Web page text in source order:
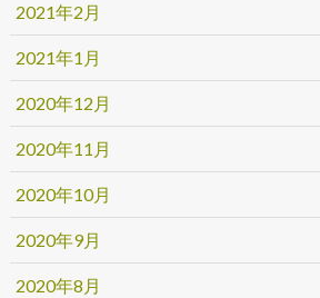
2021年2月
2021年1月
2020年12月
2020年11月
2020年10月
2020年9月
2020年8月